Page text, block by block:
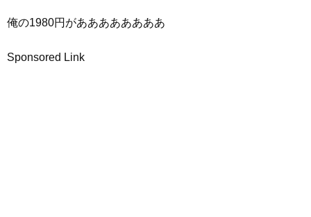
俺の1980円がああああああああ
Sponsored Link